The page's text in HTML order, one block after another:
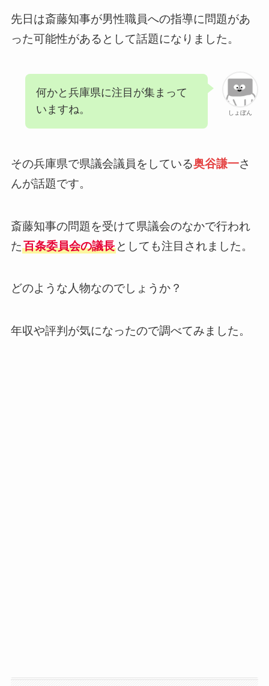
先日は斎藤知事が男性職員への指導に問題があ
った可能性があるとして話題になりました。
しょぼん
何かと兵庫県に注目が集まって
いますね。
その兵庫県で県議会議員をしている奥谷謙一さ
んが話題です。
斎藤知事の問題を受けて県議会のなかで行われ
た百条委員会の議長としても注目されました。
どのような人物なのでしょうか？
年収や評判が気になったので調べてみました。